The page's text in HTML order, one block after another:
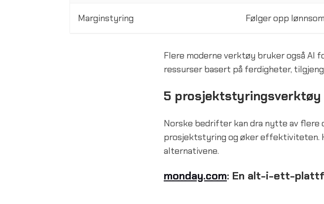
Marginstyring Følger opp
Flere moderne verktøy bruker også AI
ressurser basert på ferdigheter,
5
Norske bedrifter kan dra nytte av
prosjektstyring og øker effektiviteten.
alternativene.
monday.com: En alt-i-ett-